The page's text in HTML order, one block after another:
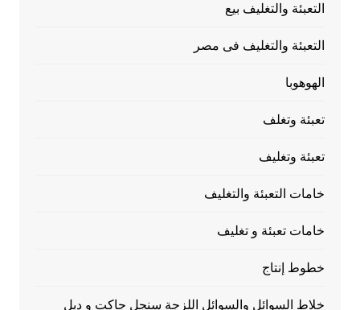
التعبئة والتغليف بيع
التعبئة والتغليف فى مصر
الهوهوبا
تعبئة وتغلف
تعبئة وتغليف
خامات التعبئة والتغليف
خامات تعبئة و تغليف
خطوط إنتاج
خلاط السوائل والسوائل اللزجة سنجل جاكت و دبل